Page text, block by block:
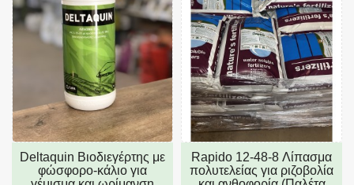
Deltaquin Βιοδιεγέρτης με
φώσφορο-κάλιο για
Rapido 12-48-8 Λίπασμα
πολυτελείας για ριζοβολία